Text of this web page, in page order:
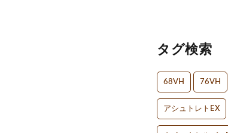
タグ検索
68VH 76VH
アシュトレトEX